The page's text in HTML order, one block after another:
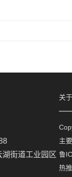
街道工业园区
关
主
鲁
热